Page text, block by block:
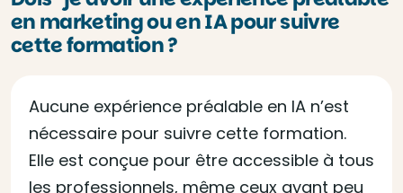
en marketing ou en IA pour suivre
cette formation ?
Aucune expérience préalable en IA n’est
nécessaire pour suivre cette formation.
Elle est conçue pour être accessible à tous
les professionnels, même ceux ayant peu